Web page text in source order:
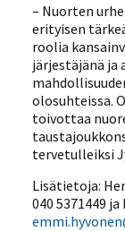
– Nuorten
erityisen
roolia
järjestäjänä ja
olosuhteissa.
toivottaa
tervetulleiksi
Lisätietoja:
040 5371449